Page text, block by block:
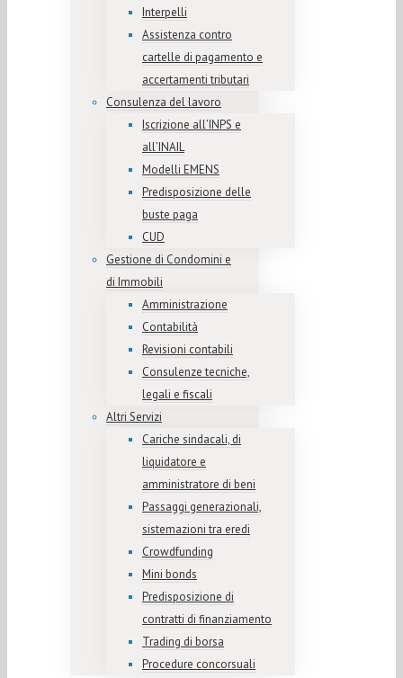
Interpelli
Assistenza contro
cartelle di pagamento e
accertamenti tributari
Consulenza del lavoro
Iscrizione all’INPS e
all’INAIL
Modelli EMENS
Predisposizione delle
buste paga
CUD
Gestione di Condomini e
di Immobili
Amministrazione
Contabilità
Revisioni contabili
Consulenze tecniche,
legali e fiscali
Altri Servizi
Cariche sindacali, di
liquidatore e
amministratore di beni
Passaggi generazionali,
sistemazioni tra eredi
Crowdfunding
Mini bonds
Predisposizione di
contratti di finanziamento
Trading di borsa
Procedure concorsuali